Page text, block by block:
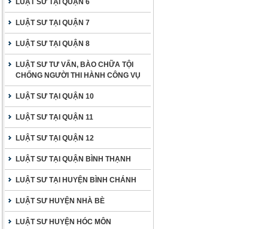
LUẬT SƯ TẠI QUẬN 6
LUẬT SƯ TẠI QUẬN 7
LUẬT SƯ TẠI QUẬN 8
LUẬT SƯ TƯ VẤN, BÀO CHỮA TỘI
CHỐNG NGƯỜI THI HÀNH CÔNG VỤ
LUẬT SƯ TẠI QUẬN 10
LUẬT SƯ TẠI QUẬN 11
LUẬT SƯ TẠI QUẬN 12
LUẬT SƯ TẠI QUẬN BÌNH THẠNH
LUẬT SƯ TẠI HUYỆN BÌNH CHÁNH
LUẬT SƯ HUYỆN NHÀ BÈ
LUẬT SƯ HUYỆN HÓC MÔN